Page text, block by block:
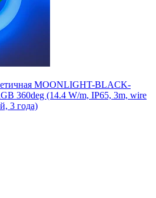
MOONLIGHT-BLACK-
360deg (14.4 W/m, IP65, 3m, wire
3 года)